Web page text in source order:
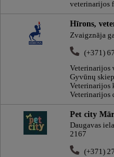
veterinarijos
Hīrons,
Zvaigznāja
(+371)
Veterinarijos
Gyvūnų
Veterinarijos
Veterinarijos
Pet city
Daugavas
2167
(+371)